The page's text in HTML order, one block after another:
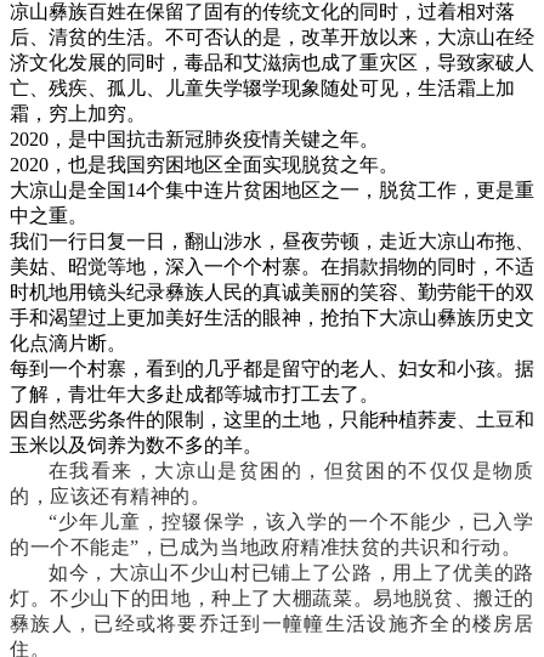
凉山彝族百姓在保留了固有的传统文化的同时，过着相对落
后、清贫的生活。不可否认的是，改革开放以来，大凉山在经
济文化发展的同时，毒品和艾滋病也成了重灾区，导致家破人
亡、残疾、孤儿、儿童失学辍学现象随处可见，生活霜上加
霜，穷上加穷。
2020，是中国抗击新冠肺炎疫情关键之年。
2020，也是我国穷困地区全面实现脱贫之年。
大凉山是全国14个集中连片贫困地区之一，脱贫工作，更是重
中之重。
我们一行日复一日，翻山涉水，昼夜劳顿，走近大凉山布拖、
美姑、昭觉等地，深入一个个村寨。在捐款捐物的同时，不适
时机地用镜头纪录彝族人民的真诚美丽的笑容、勤劳能干的双
手和渴望过上更加美好生活的眼神，抢拍下大凉山彝族历史文
化点滴片断。
每到一个村寨，看到的几乎都是留守的老人、妇女和小孩。据
了解，青壮年大多赴成都等城市打工去了。
因自然恶劣条件的限制，这里的土地，只能种植荞麦、土豆和
玉米以及饲养为数不多的羊。
在我看来，大凉山是贫困的，但贫困的不仅仅是物质
的，应该还有精神的。
“少年儿童，控辍保学，该入学的一个不能少，已入学
的一个不能走”，已成为当地政府精准扶贫的共识和行动。
如今，大凉山不少山村已铺上了公路，用上了优美的路
灯。不少山下的田地，种上了大棚蔬菜。易地脱贫、搬迁的
彝族人，已经或将要乔迁到一幢幢生活设施齐全的楼房居
住。